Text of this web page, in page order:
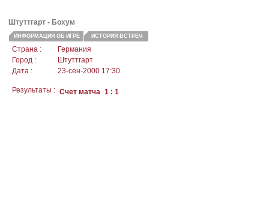
Штуттгарт - Бохум
ИНФОРМАЦИЯ ОБ ИГРЕ ИСТОРИЯ ВСТРЕЧ
Страна :
Германия
Город :
Штуттгарт
Дата :
23-сен-2000 17:30
Результаты : Счет матча 1 : 1